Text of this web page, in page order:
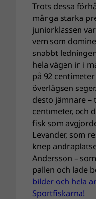
Trots dessa
många starka
juniorklassen
vem som
snabbt
hela vägen in i
på 92
överlägsen
desto jämnare –
centimeter, och
fisk som
Levander, som
knep
Andersson –
pallen och lade
bilder och hela
Sportfiskarna!